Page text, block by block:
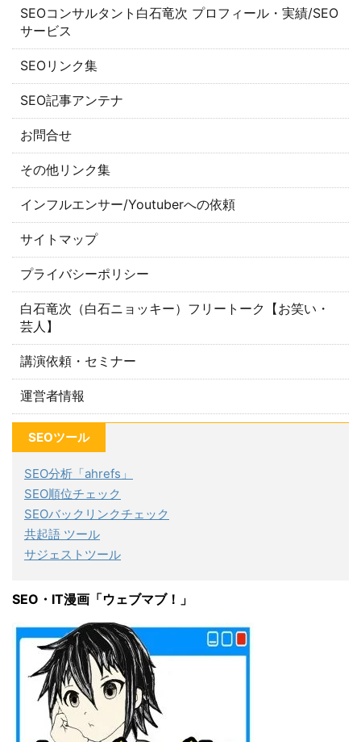
SEOコンサルタント白石竜次 プロフィール・実績/SEO
サービス
SEOリンク集
SEO記事アンテナ
お問合せ
その他リンク集
インフルエンサー/Youtuberへの依頼
サイトマップ
プライバシーポリシー
白石竜次（白石ニョッキー）フリートーク【お笑い・
芸人】
講演依頼・セミナー
運営者情報
SEOツール
SEO分析「ahrefs」
SEO順位チェック
SEOバックリンクチェック
共起語 ツール
サジェストツール
SEO・IT漫画「ウェブマブ！」